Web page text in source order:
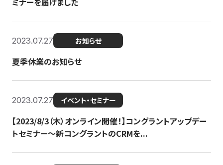
2023.07.27 お知らせ
夏季休業のお知らせ
2023.07.27 イベント・セミナー
【2023/8/3（木）オンライン開催！】コングラントアップデー
トセミナー〜新コングラントのCRMを...